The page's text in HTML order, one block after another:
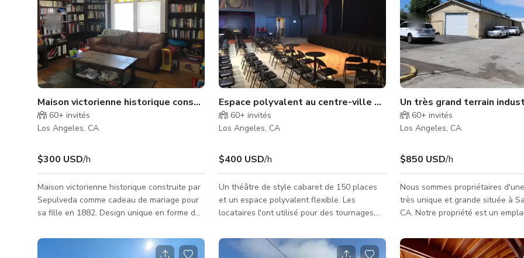
salon et lames de vinyle plus claires dans
les chambres. Cadre cosy avec une
décoration d'inspiration moderne. Le jardin
offre un beau patio couver
culturel. Le sol est de plain-pied
accessible en fauteuil roulant. Il
salle de bain accessible ADA. L'avant de la
salle est lumineux et accueillant
Maison victorienne historique construite par Sepulveda
60+ invités
Los Angeles, CA
$300 USD/h
Maison victorienne historique construite par
Sepulveda comme cadeau de mariage pour
sa fille en 1882. Design unique en forme de
originales comme la quincaillerie des portes,
d'anciennes lampes à gaz suspendues au
Espace polyvalent au centre-ville de San Pedro
60+ invités
Los Angeles, CA
$400 USD/h
Un théâtre de style cabaret de 150 places
et un espace polyvalent flexible. Les
locataires l'ont utilisé pour des tournages,
récitals, réunions, expositions d'art, collectes
de fonds, fêtes, concerts, pièces de théâtre
Un très grand terrain
60+ invités
Los Angeles, CA
$850 USD/h
Nous sommes propriétaires
très unique et grande située à
CA. Notre propriété est un
des productions de tournage. La
est en fait composée de 2 lots,